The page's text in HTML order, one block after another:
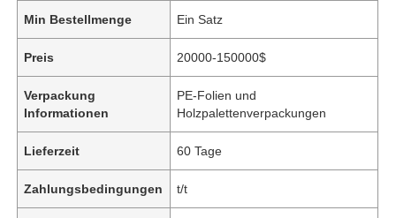
Min Bestellmenge Ein Satz
Preis 20000-150000$
Verpackung
Informationen
PE-Folien und
Holzpalettenverpackungen
Lieferzeit 60 Tage
Zahlungsbedingungen t/t